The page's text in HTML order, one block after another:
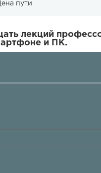
пути
лекций
и ПК.